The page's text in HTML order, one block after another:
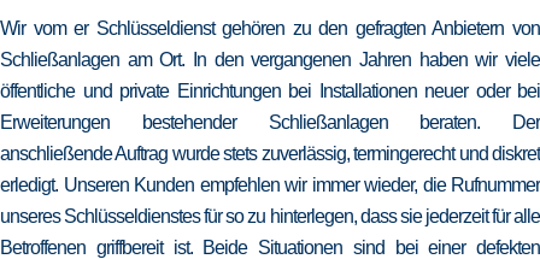
Wir vom er Schlüsseldienst gehören zu den gefragten Anbietern von
Schließanlagen am Ort. In den vergangenen Jahren haben wir viele
öffentliche und private Einrichtungen bei Installationen neuer oder bei
Erweiterungen bestehender Schließanlagen beraten. Der
anschließende Auftrag wurde stets zuverlässig, termingerecht und diskret
erledigt. Unseren Kunden empfehlen wir immer wieder, die Rufnummer
unseres Schlüsseldienstes für so zu hinterlegen, dass sie jederzeit für alle
Betroffenen griffbereit ist. Beide Situationen sind bei einer defekten